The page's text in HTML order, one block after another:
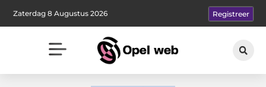
Zaterdag 8 Augustus 2026 Registreer